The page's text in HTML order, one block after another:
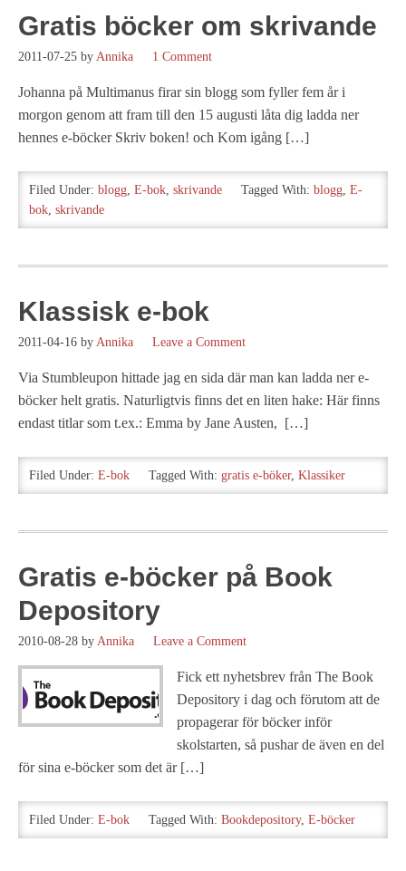
Gratis böcker om skrivande
2011-07-25 by Annika 1 Comment
Johanna på Multimanus firar sin blogg som fyller fem år i
morgon genom att fram till den 15 augusti låta dig ladda ner
hennes e-böcker Skriv boken! och Kom igång […]
Filed Under: blogg, E-bok, skrivande Tagged With: blogg, E-
bok, skrivande
Klassisk e-bok
2011-04-16 by Annika Leave a Comment
Via Stumbleupon hittade jag en sida där man kan ladda ner e-
böcker helt gratis. Naturligtvis finns det en liten hake: Här finns
endast titlar som t.ex.: Emma by Jane Austen, […]
Filed Under: E-bok Tagged With: gratis e-böker, Klassiker
Gratis e-böcker på Book
Depository
2010-08-28 by Annika Leave a Comment
Fick ett nyhetsbrev från The Book
Depository i dag och förutom att de
propagerar för böcker inför
skolstarten, så pushar de även en del
för sina e-böcker som det är […]
Filed Under: E-bok Tagged With: Bookdepository, E-böcker